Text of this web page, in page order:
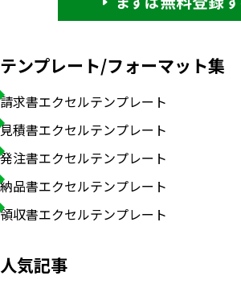
テンプレート/フォーマット集
請求書エクセルテンプレート
見積書エクセルテンプレート
発注書エクセルテンプレート
納品書エクセルテンプレート
領収書エクセルテンプレート
人気記事